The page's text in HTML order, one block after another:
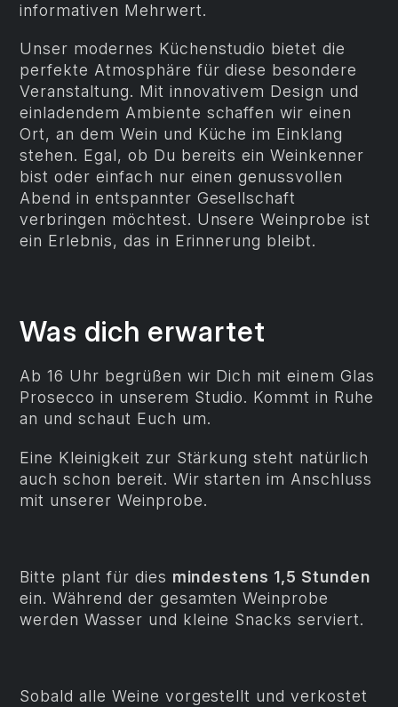
informativen Mehrwert.
Unser modernes Küchenstudio bietet die
perfekte Atmosphäre für diese besondere
Veranstaltung. Mit innovativem Design und
einladendem Ambiente schaffen wir einen
Ort, an dem Wein und Küche im Einklang
stehen. Egal, ob Du bereits ein Weinkenner
bist oder einfach nur einen genussvollen
Abend in entspannter Gesellschaft
verbringen möchtest. Unsere Weinprobe ist
ein Erlebnis, das in Erinnerung bleibt.
Was dich erwartet
Ab 16 Uhr begrüßen wir Dich mit einem Glas
Prosecco in unserem Studio. Kommt in Ruhe
an und schaut Euch um.
Eine Kleinigkeit zur Stärkung steht natürlich
auch schon bereit. Wir starten im Anschluss
mit unserer Weinprobe.
Bitte plant für dies mindestens 1,5 Stunden
ein. Während der gesamten Weinprobe
werden Wasser und kleine Snacks serviert.
Sobald alle Weine vorgestellt und verkostet